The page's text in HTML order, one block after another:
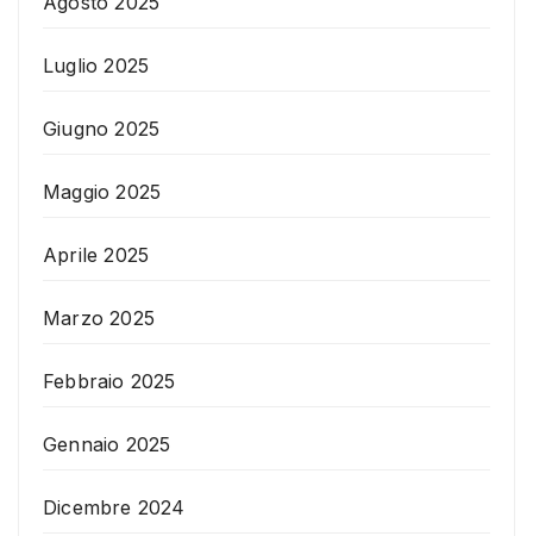
Luglio 2025
Giugno 2025
Maggio 2025
Aprile 2025
Marzo 2025
Febbraio 2025
Gennaio 2025
Dicembre 2024